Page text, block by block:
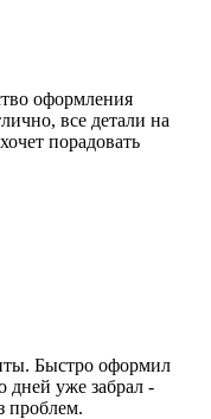
оформления
все детали на
порадовать
Быстро оформил
дней уже забрал -
проблем.